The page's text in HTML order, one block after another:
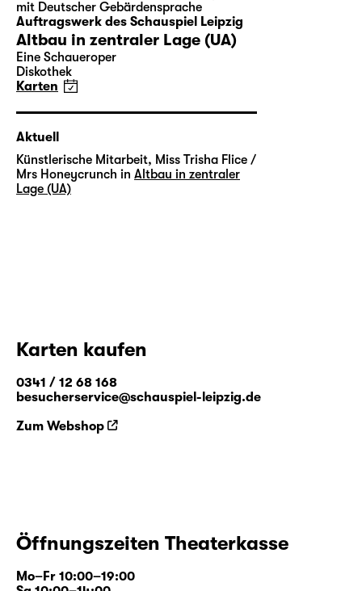
mit Deutscher Gebärdensprache
Auftragswerk des Schauspiel Leipzig
Altbau in zentraler Lage (UA)
Eine Schaueroper
Diskothek
Karten
Aktuell
Künstlerische Mitarbeit, Miss Trisha Flice /
Mrs Honeycrunch in Altbau in zentraler
Lage (UA)
Karten kaufen
0341 / 12 68 168
besucherservice@schauspiel-leipzig.de
Zum Webshop
Öffnungszeiten Theaterkasse
Mo–Fr 10:00–19:00